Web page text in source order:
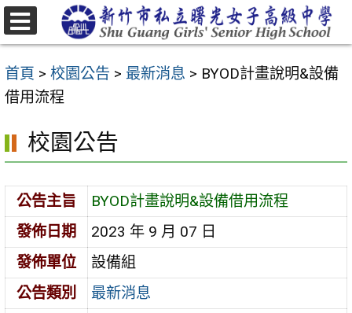
跳
至
要
內
區
首頁 > 校園公告 > 最新消息 > BYOD計畫說明&設備
借用流程
校園公告
公告主旨
BYOD計畫說明&設備借用流程
發佈日期
2023 年 9 月 07 日
發佈單位
設備組
公告類別
最新消息
選
單